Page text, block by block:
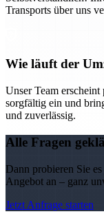
Transports über uns
Wie läuft der
Unser Team
sorgfältig ein und
und zuverlässig.
Alle Fragen
Dann probieren Sie
Angebot an – ganz
Jetzt Anfrage starten